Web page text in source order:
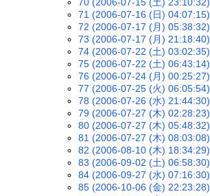
71 (2006-07-16 (日) 04:07:15)
72 (2006-07-17 (月) 05:38:32)
73 (2006-07-17 (月) 21:18:40)
74 (2006-07-22 (土) 03:02:35)
75 (2006-07-22 (土) 06:43:14)
76 (2006-07-24 (月) 00:25:27)
77 (2006-07-25 (火) 06:05:54)
78 (2006-07-26 (水) 21:44:30)
79 (2006-07-27 (木) 02:28:23)
80 (2006-07-27 (木) 05:48:32)
81 (2006-07-27 (木) 08:03:08)
82 (2006-08-10 (木) 18:34:29)
83 (2006-09-02 (土) 06:58:30)
84 (2006-09-27 (水) 07:16:30)
85 (2006-10-06 (金) 22:23:28)